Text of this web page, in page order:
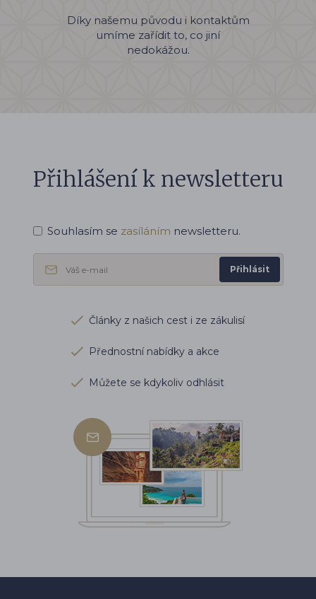
Díky našemu původu i kontaktům
umíme zařídit to, co jiní
nedokážou.
Přihlášení k newsletteru
Souhlasím se zasíláním newsletteru.
Přihlásit
Články z našich cest i ze zákulisí
Přednostní nabídky a akce
Můžete se kdykoliv odhlásit